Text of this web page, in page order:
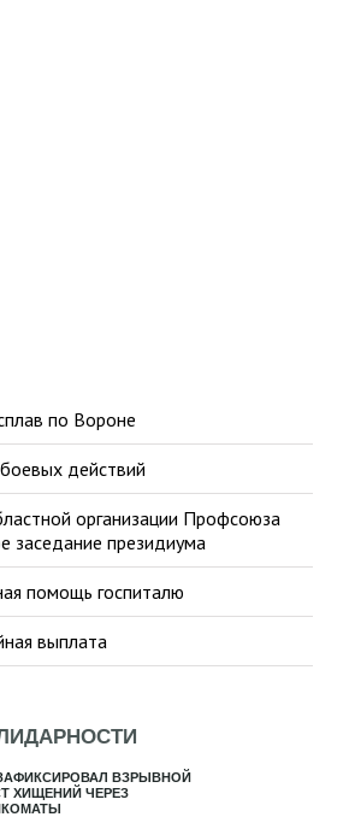
по Вороне
действий
организации Профсоюза
заседание президиума
помощь госпиталю
выплата
ВЗРЫВНОЙ
ХИЩЕНИЙ ЧЕРЕЗ